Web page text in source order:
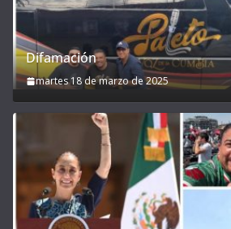
Difamación
martes 18 de marzo de 2025